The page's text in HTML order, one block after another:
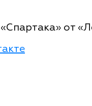
от